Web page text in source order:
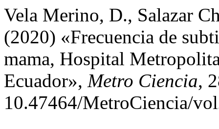
Vela Merino, D., Salazar
(2020) «Frecuencia de
mama, Hospital
Ecuador», Metro Ciencia,
10.47464/MetroCiencia/